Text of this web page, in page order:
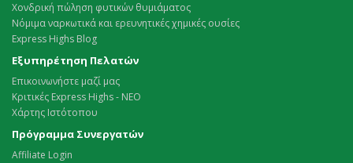
Χονδρική πώληση φυτικών θυμιάματος
Νόμιμα ναρκωτικά και ερευνητικές χημικές ουσίες
Express Highs Blog
Εξυπηρέτηση Πελατών
Επικοινωνήστε μαζί μας
Κριτικές Express Highs - ΝΕΟ
Χάρτης Ιστότοπου
Πρόγραμμα Συνεργατών
Affiliate Login